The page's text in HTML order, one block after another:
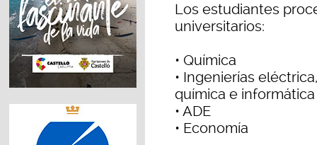
Los estudiantes
universitarios:
• Química
• Ingenierías
química e informática
• ADE
• Economía